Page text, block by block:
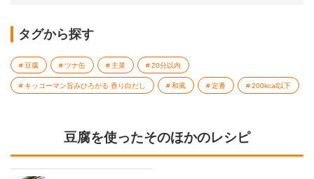
タグから探す
豆腐 ツナ缶 主菜 20分以内
キッコーマン旨みひろがる 香り白だし 和風 定番 200kcal以下
豆腐を使ったそのほかのレシピ